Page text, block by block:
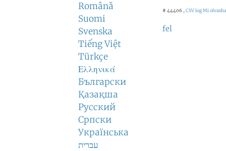
Română
Suomi
Svenska
Tiếng Việt
Türkçe
Ελληνικά
Български
Қазақша
Русский
Српски
Українська
עברית
# 44406 , CSV logMi
fel